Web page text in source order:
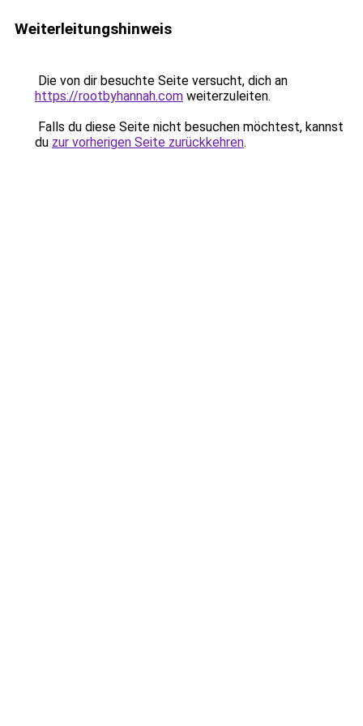
Weiterleitungshinweis
Die von dir besuchte Seite versucht, dich an
https://rootbyhannah.com weiterzuleiten.
Falls du diese Seite nicht besuchen möchtest, kannst
du zur vorherigen Seite zurückkehren.